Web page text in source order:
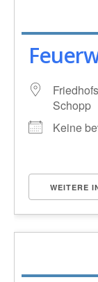
Schopp
Keine
WEITERE